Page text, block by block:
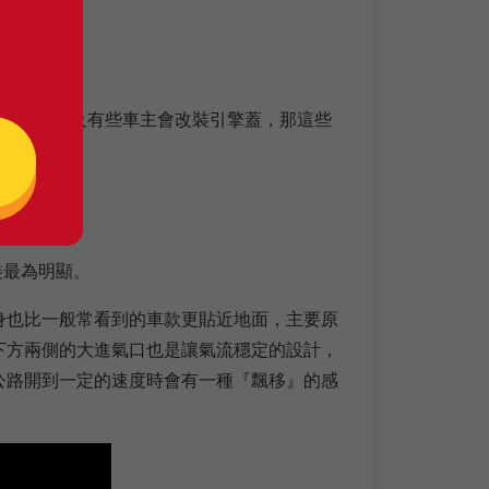
翼)以及有些車主會改裝引擎蓋，那這些
為明顯。
比一般常看到的車款更貼近地面，主要原
兩側的大進氣口也是讓氣流穩定的設計，
開到一定的速度時會有一種『飄移』的感